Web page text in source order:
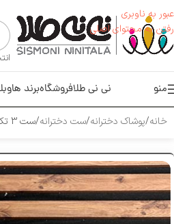
عبور به ناوبری
رفتن به محتوای اصلی
منو نی نی طلافروشگاهبرند ها
خانه پوشاک دخترانه ست دخترانه ست 3 تکه نوزاد طرح شیر خردلی دانالو